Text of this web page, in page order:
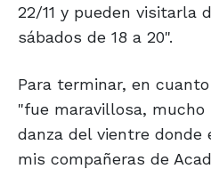
22/11 y pueden visitarla
sábados de 18 a 20".
Para terminar, en
"fue maravillosa,
danza del vientre donde
mis compañeras de